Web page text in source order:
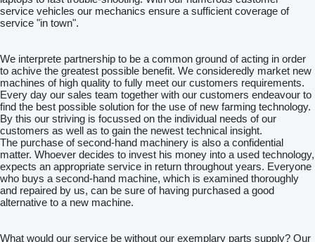
service vehicles our mechanics ensure a sufficient coverage of
service "in town".
We interprete partnership to be a common ground of acting in order
to achive the greatest possible benefit. We consideredly market new
machines of high quality to fully meet our customers requirements.
Every day our sales team together with our customers endeavour to
find the best possible solution for the use of new farming technology.
By this our striving is focussed on the individual needs of our
customers as well as to gain the newest technical insight.
The purchase of second-hand machinery is also a confidential
matter. Whoever decides to invest his money into a used technology,
expects an appropriate service in return throughout years. Everyone
who buys a second-hand machine, which is examined thoroughly
and repaired by us, can be sure of having purchased a good
alternative to a new machine.
What would our service be without our exemplary parts supply? Our